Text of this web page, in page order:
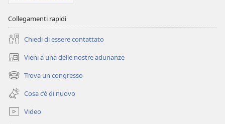
Collegamenti rapidi
Chiedi di essere contattato
Vieni a una delle nostre adunanze
(apre
una
nuova
finestra)
Trova un congresso
(apre
una
nuova
finestra)
Cosa c’è di nuovo
Video